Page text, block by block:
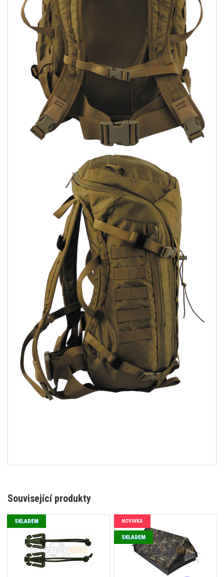
Související produkty
SKLADEM NOVINKA
SKLADEM